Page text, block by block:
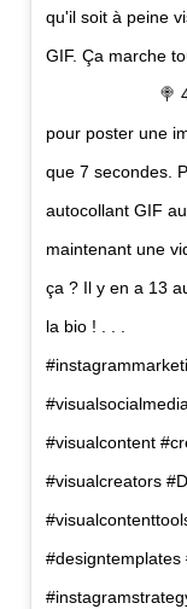
qu'il soit à peine
GIF. Ça marche
⠀⠀⠀⠀⠀⠀⠀⠀⠀ 🍭
pour poster une
que 7 secondes.
autocollant GIF
maintenant une
ça ? Il y en a 13
la bio ! . .
#visualcontent
#visualcreators
#designtemplates